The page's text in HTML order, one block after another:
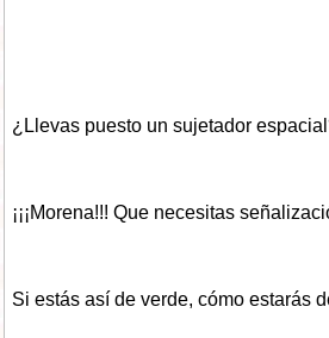
¿Llevas puesto un sujetador
¡¡¡Morena!!! Que necesitas
Si estás así de verde, cómo estarás